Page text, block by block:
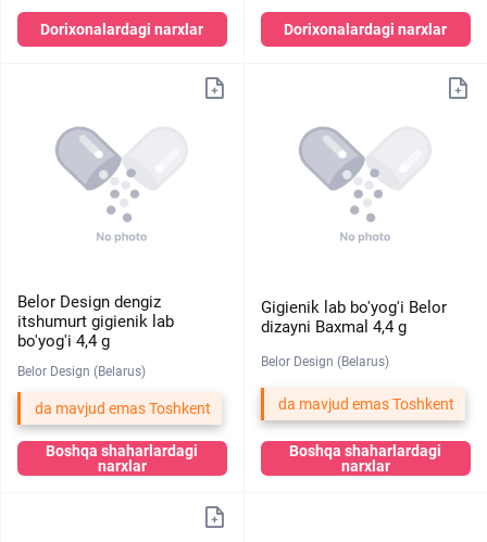
Dorixonalardagi narxlar Dorixonalardagi narxlar
Belor Design dengiz
itshumurt gigienik lab
bo'yog'i 4,4 g
Belor Design (Belarus)
da mavjud emas Toshkent
Boshqa shaharlardagi
narxlar
Gigienik lab bo'yog'i Belor
dizayni Baxmal 4,4 g
Belor Design (Belarus)
da mavjud emas Toshkent
Boshqa shaharlardagi
narxlar